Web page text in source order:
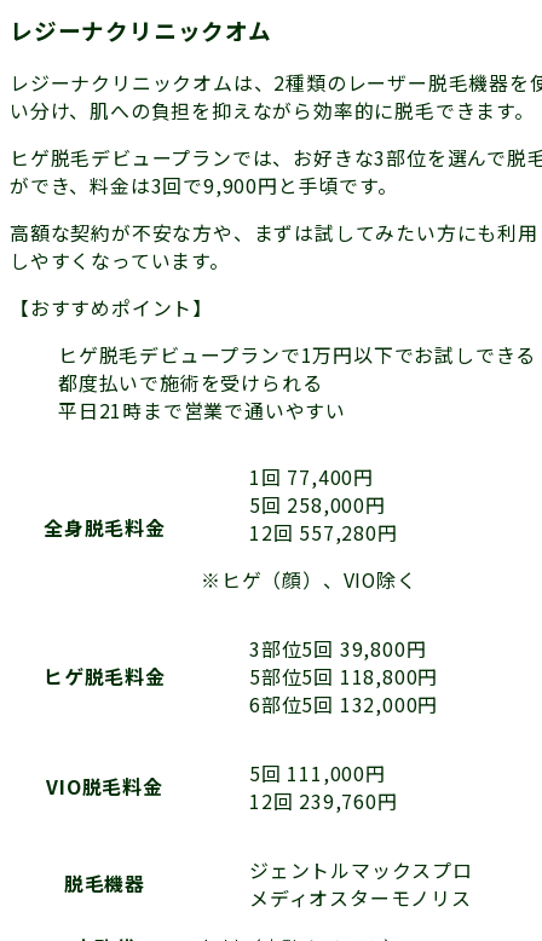
レジーナクリニックオム
レジーナクリニックオムは、2種類のレーザー脱毛機器を
い分け、肌への負担を抑えながら効率的に脱毛できます。
ヒゲ脱毛デビュープランでは、お好きな3部位を選んで脱
ができ、料金は3回で9,900円と手頃です。
高額な契約が不安な方や、まずは試してみたい方にも利用
しやすくなっています。
【おすすめポイント】
ヒゲ脱毛デビュープランで1万円以下でお試しできる
都度払いで施術を受けられる
平日21時まで営業で通いやすい
全身脱毛料金
1回 77,400円
5回 258,000円
12回 557,280円
※ヒゲ（顔）、VIO除く
ヒゲ脱毛料金
3部位5回 39,800円
5部位5回 118,800円
6部位5回 132,000円
VIO脱毛料金
5回 111,000円
12回 239,760円
脱毛機器
ジェントルマックスプロ
メディオスターモノリス